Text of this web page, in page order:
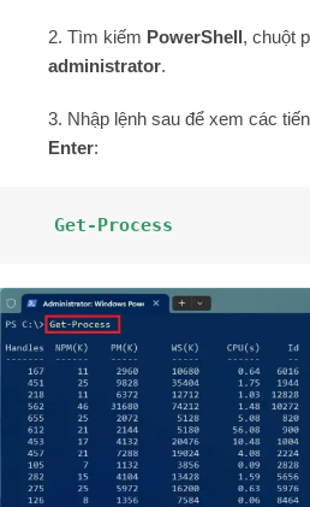
2. Tìm kiếm PowerShell, chuột
administrator.
3. Nhập lệnh sau để xem các
Enter:
Get-Process